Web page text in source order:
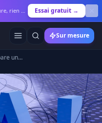
Ta newsletter IA sur mesure, rien que pour toi Essai gratuit →
Sur mesure
IA et défense : l’OTAN prépare une nouvelle ère militaire en 2035